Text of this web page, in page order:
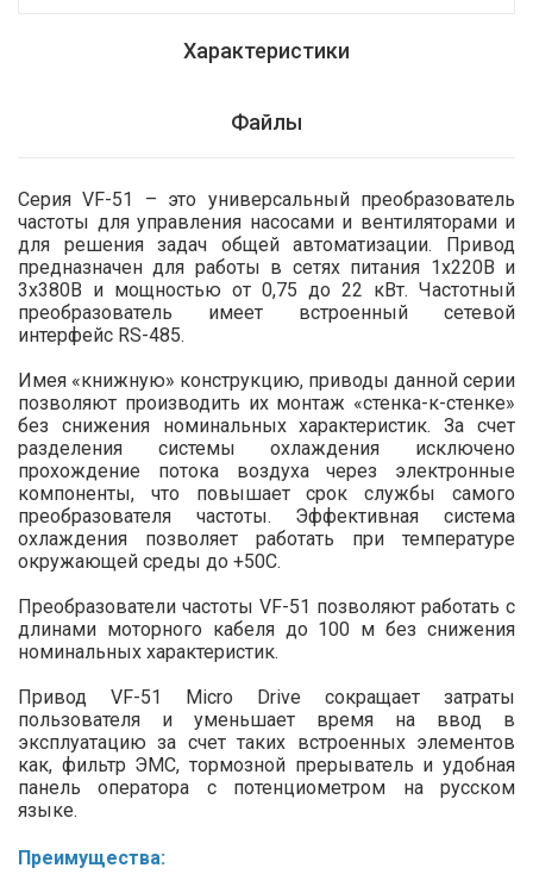
Характеристики
Файлы
Серия VF-51 – это универсальный преобразователь
частоты для управления насосами и вентиляторами и
для решения задач общей автоматизации. Привод
предназначен для работы в сетях питания 1х220В и
3х380В и мощностью от 0,75 до 22 кВт. Частотный
преобразователь имеет встроенный сетевой
интерфейс RS-485.
Имея «книжную» конструкцию, приводы данной серии
позволяют производить их монтаж «стенка-к-стенке»
без снижения номинальных характеристик. За счет
разделения системы охлаждения исключено
прохождение потока воздуха через электронные
компоненты, что повышает срок службы самого
преобразователя частоты. Эффективная система
охлаждения позволяет работать при температуре
окружающей среды до +50С.
Преобразователи частоты VF-51 позволяют работать с
длинами моторного кабеля до 100 м без снижения
номинальных характеристик.
Привод VF-51 Micro Drive сокращает затраты
пользователя и уменьшает время на ввод в
эксплуатацию за счет таких встроенных элементов
как, фильтр ЭМС, тормозной прерыватель и удобная
панель оператора с потенциометром на русском
языке.
Преимущества: